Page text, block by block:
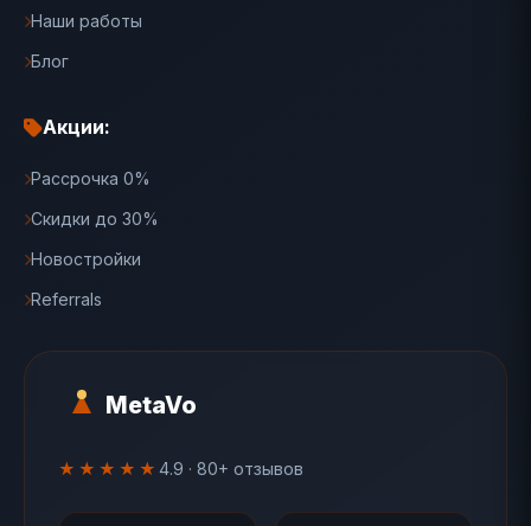
MetaVo
★★★★★ 4.9 · 80+ отзывов
Наши работы
Блог
Акции:
Рассрочка 0%
Скидки до 30%
Новостройки
Referrals